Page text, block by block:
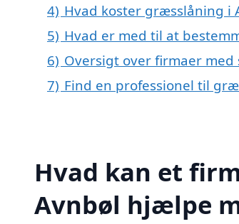
4) Hvad koster græsslåning i
5) Hvad er med til at
6) Oversigt over firmaer
7) Find en professionel til
Hvad kan et
Avnbøl hjælpe